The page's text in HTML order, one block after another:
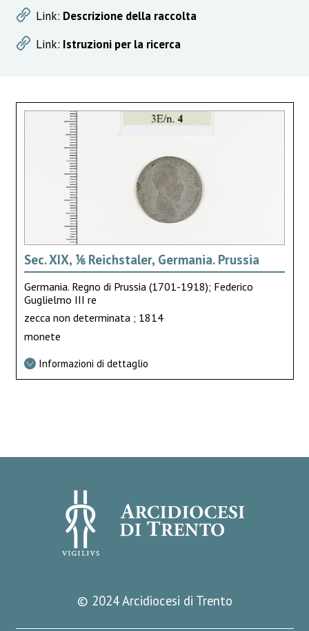
Link: Descrizione della raccolta
Link: Istruzioni per la ricerca
Sec. XIX, ⅙ Reichstaler, Germania. Prussia
Germania. Regno di Prussia (1701-1918); Federico
Guglielmo III re
zecca non determinata ; 1814
monete
Informazioni di dettaglio
© 2024 Arcidiocesi di Trento